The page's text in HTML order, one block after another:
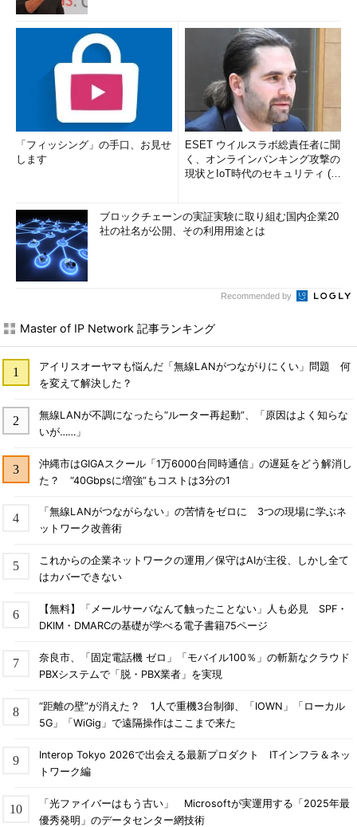
「フィッシング」の手口、お見せ
します
ESET ウイルスラボ総責任者に聞
く、オンラインバンキング攻撃の
現状とIoT時代のセキュリティ (1/
ブロックチェーンの実証実験に取り組む国内企業20
社の社名が公開、その利用用途とは
Recommended by
Master of IP Network 記事ランキング
アイリスオーヤマも悩んだ「無線LANがつながりにくい」問題 何
を変えて解決した？
無線LANが不調になったら“ルーター再起動”、「原因はよく知らな
いが……」
沖縄市はGIGAスクール「1万6000台同時通信」の遅延をどう解消し
た？ “40Gbpsに増強”もコストは3分の1
「無線LANがつながらない」の苦情をゼロに 3つの現場に学ぶネ
ットワーク改善術
これからの企業ネットワークの運用／保守はAIが主役、しかし全て
はカバーできない
【無料】「メールサーバなんて触ったことない」人も必見 SPF・
DKIM・DMARCの基礎が学べる電子書籍75ページ
奈良市、「固定電話機 ゼロ」「モバイル100％」の斬新なクラウド
PBXシステムで「脱・PBX業者」を実現
“距離の壁”が消えた？ 1人で重機3台制御、「IOWN」「ローカル
5G」「WiGig」で遠隔操作はここまで来た
Interop Tokyo 2026で出会える最新プロダクト ITインフラ＆ネッ
トワーク編
「光ファイバーはもう古い」 Microsoftが実運用する「2025年最
優秀発明」のデータセンター網技術